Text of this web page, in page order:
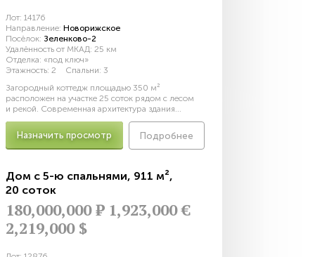
Лот: 14176
Направление: Новорижское
Посёлок: Зеленково-2
Удалённость от МКАД: 25 км
Отделка: «под ключ»
Этажность: 2 Спальни: 3
Загородный коттедж площадью 350 м²
расположен на участке 25 соток рядом с лесом
и рекой. Современная архитектура здания...
Назначить просмотр Подробнее
Дом с 5-ю спальнями, 911 м²,
20 соток
180,000,000Р 1,923,000 €
2,219,000 $